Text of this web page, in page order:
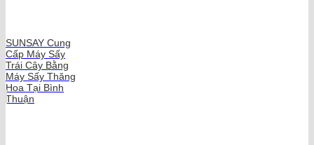
SUNSAY Cung
Cấp Máy Sấy
Trái Cây Bằng
Máy Sấy Thăng
Hoa Tại Bình
Thuận